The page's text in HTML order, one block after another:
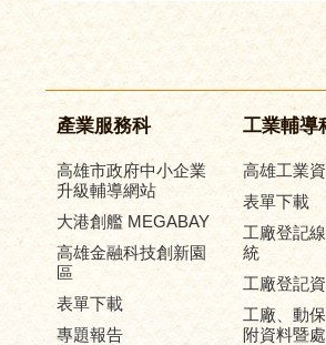
產業服務科
高雄市政府中小企業
升級輔導網站
大港創艦 MEGABAY
高雄金融科技創新園
區
表單下載
專題報告
工業輔導
高雄工業
表單下載
工廠登記
統
工廠登記
工廠、動
附資料暨